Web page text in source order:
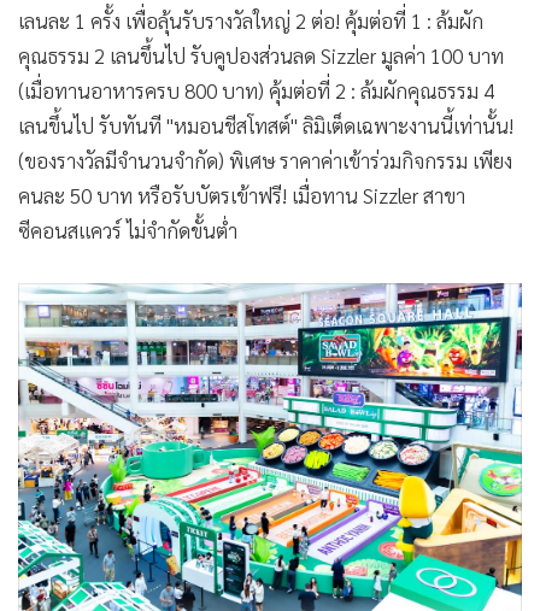
เลนละ 1 ครั้ง เพื่อลุ้นรับรางวัลใหญ่ 2 ต่อ! คุ้มต่อที่ 1 : ล้มผัก
คุณธรรม 2 เลนขึ้นไป รับคูปองส่วนลด Sizzler มูลค่า 100 บาท
(เมื่อทานอาหารครบ 800 บาท) คุ้มต่อที่ 2 : ล้มผักคุณธรรม 4
เลนขึ้นไป รับทันที "หมอนชีสโทสต์" ลิมิเต็ดเฉพาะงานนี้เท่านั้น!
(ของรางวัลมีจำนวนจำกัด) พิเศษ ราคาค่าเข้าร่วมกิจกรรม เพียง
คนละ 50 บาท หรือรับบัตรเข้าฟรี! เมื่อทาน Sizzler สาขา
ซีคอนสแควร์ ไม่จำกัดขั้นต่ำ